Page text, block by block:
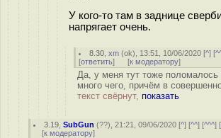
У кого-то там в заднице
напрягает очень.
8.30 ,xm (ok), 13:51, 10/06/2020 [^] [
[ответить] [к модератору]
Да, у меня тут тоже поломалось
много чего, причём в
текст свёрнут, показать
3.19 ,SubGun (??), 21:21, 09/06/2020 [^] [^^] [^^^] [
[к модератору]